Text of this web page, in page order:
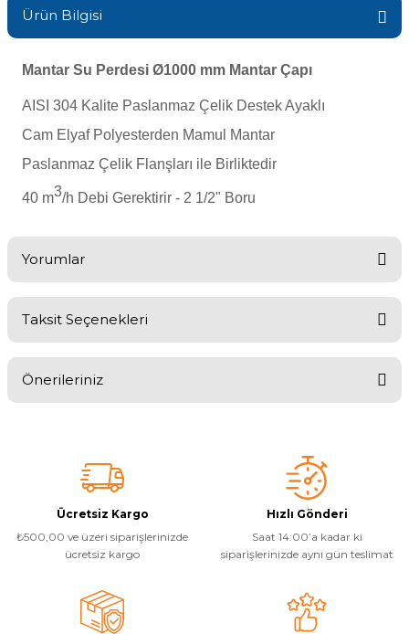
Wtr Havuz
Toz Ph+ Yükseltici
Wtr Havuz Kimyasalları Setleri
Yosun Öldürücü
Selenoid
Ayak Dezenfektanı
e Pool Expert
Havuz Filtre
Kalsiyum Hipoklorit
Süper Pool
Temizleyici
Havuz Vana
Havuz Isıtma
Havuz Elektrik
Havuz Sarf
Ayak Havuzu
Bahçe Havuz
Havuz Robotu Yedek
Ürün Bilgisi
Mantar Su Perdesi Ø1000 mm Mantar Çapı
AISI 304 Kalite Paslanmaz Çelik Destek Ayaklı
Cam Elyaf Polyesterden Mamul Mantar
Paslanmaz Çelik Flanşları ile Birliktedir
40 m3/h Debi Gerektirir - 2 1/2" Boru
Yorumlar
Ürün anlatıldığı gibi iyi paketlenmiş olarak geldi
Yorum Yaz
Taksit Seçenekleri
Önerileriniz
Görüş ve önerileriniz için teşekkür ederiz.
Ürün resmi kalitesiz, bozuk veya görüntülenemiyor.
Ürün açıklamasında eksik bilgiler bulunuyor.
Ürün bilgilerinde hatalar bulunuyor.
Ürün fiyatı diğer sitelerden daha pahalı.
Bu ürüne benzer farklı alternatifler olmalı.
Ücretsiz Kargo
₺500,00 ve üzeri siparişlerinizde
ücretsiz kargo
Hızlı Gönderi
Saat 14:00’a kadar ki
siparişlerinizde aynı gün teslimat